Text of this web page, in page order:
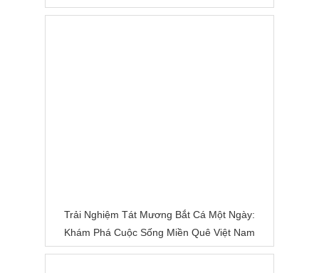
Trải Nghiệm Tát Mương Bắt Cá Một Ngày:
Khám Phá Cuộc Sống Miền Quê Việt Nam